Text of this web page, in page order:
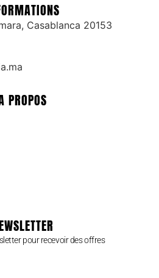
Casablanca 20153
PROPOS
pour recevoir des offres